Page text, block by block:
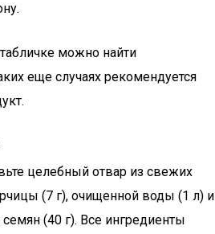
можно найти
еще случаях рекомендуется
целебный отвар из свежих
(7 г), очищенной воды (1 л) и
(40 г). Все ингредиенты